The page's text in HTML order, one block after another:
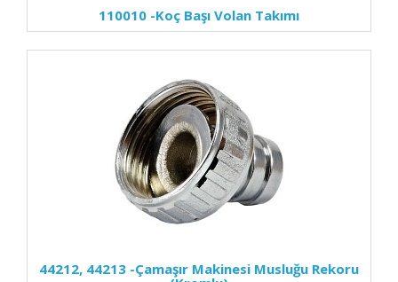
110010 -Koç Başı Volan Takımı
44212, 44213 -Çamaşır Makinesi Musluğu Rekoru